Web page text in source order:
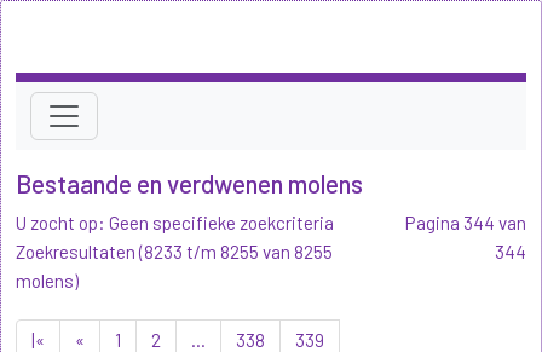
Bestaande en verdwenen molens
U zocht op: Geen specifieke zoekcriteria
Zoekresultaten (8233 t/m 8255 van 8255
molens)
|« « 1 2 ... 338
339
Pagina 344 van
344